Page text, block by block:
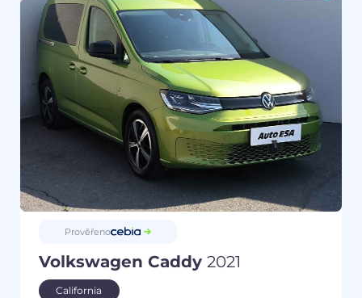
Prověřeno
Volkswagen Caddy 2021
California